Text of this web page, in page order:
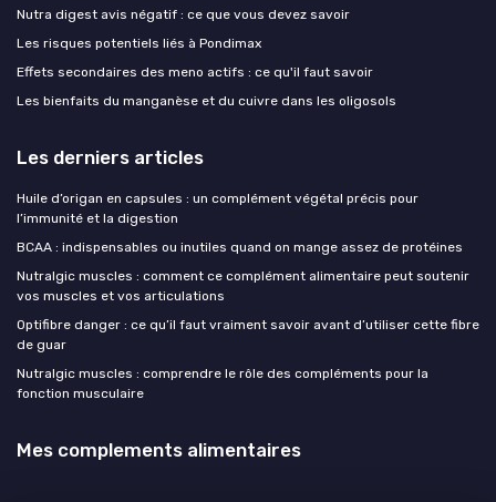
Nutra digest avis négatif : ce que vous devez savoir
Les risques potentiels liés à Pondimax
Effets secondaires des meno actifs : ce qu'il faut savoir
Les bienfaits du manganèse et du cuivre dans les oligosols
Les derniers articles
Huile d’origan en capsules : un complément végétal précis pour
l’immunité et la digestion
BCAA : indispensables ou inutiles quand on mange assez de protéines
Nutralgic muscles : comment ce complément alimentaire peut soutenir
vos muscles et vos articulations
Optifibre danger : ce qu’il faut vraiment savoir avant d’utiliser cette fibre
de guar
Nutralgic muscles : comprendre le rôle des compléments pour la
fonction musculaire
Mes complements alimentaires